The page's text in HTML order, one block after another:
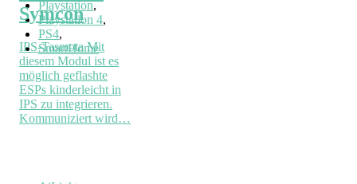
Playstation,
Playstation 4,
PS4,
SmartHome
Symcon
IPS-Tasmota Mit
diesem Modul ist es
möglich geflashte
ESPs kinderleicht in
IPS zu integrieren.
Kommuniziert wird…